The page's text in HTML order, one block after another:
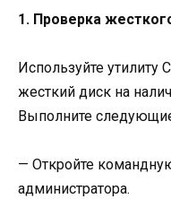
1. Проверка
Используйте утилиту
жесткий диск на
Выполните
— Откройте
администратора.